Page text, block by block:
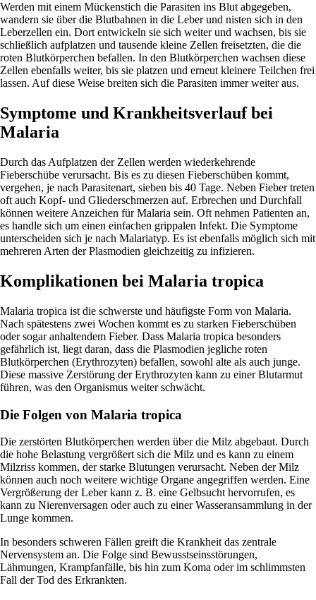
Werden mit einem Mückenstich die Parasiten ins Blut abgegeben,
wandern sie über die Blutbahnen in die Leber und nisten sich in den
Leberzellen ein. Dort entwickeln sie sich weiter und wachsen, bis sie
schließlich aufplatzen und tausende kleine Zellen freisetzten, die die
roten Blutkörperchen befallen. In den Blutkörperchen wachsen diese
Zellen ebenfalls weiter, bis sie platzen und erneut kleinere Teilchen frei
lassen. Auf diese Weise breiten sich die Parasiten immer weiter aus.
Symptome und Krankheitsverlauf bei
Malaria
Durch das Aufplatzen der Zellen werden wiederkehrende
Fieberschübe verursacht. Bis es zu diesen Fieberschüben kommt,
vergehen, je nach Parasitenart, sieben bis 40 Tage. Neben Fieber treten
oft auch Kopf- und Gliederschmerzen auf. Erbrechen und Durchfall
können weitere Anzeichen für Malaria sein. Oft nehmen Patienten an,
es handle sich um einen einfachen grippalen Infekt. Die Symptome
unterscheiden sich je nach Malariatyp. Es ist ebenfalls möglich sich mit
mehreren Arten der Plasmodien gleichzeitig zu infizieren.
Komplikationen bei Malaria tropica
Malaria tropica ist die schwerste und häufigste Form von Malaria.
Nach spätestens zwei Wochen kommt es zu starken Fieberschüben
oder sogar anhaltendem Fieber. Dass Malaria tropica besonders
gefährlich ist, liegt daran, dass die Plasmodien jegliche roten
Blutkörperchen (Erythrozyten) befallen, sowohl alte als auch junge.
Diese massive Zerstörung der Erythrozyten kann zu einer Blutarmut
führen, was den Organismus weiter schwächt.
Die Folgen von Malaria tropica
Die zerstörten Blutkörperchen werden über die Milz abgebaut. Durch
die hohe Belastung vergrößert sich die Milz und es kann zu einem
Milzriss kommen, der starke Blutungen verursacht. Neben der Milz
können auch noch weitere wichtige Organe angegriffen werden. Eine
Vergrößerung der Leber kann z. B. eine Gelbsucht hervorrufen, es
kann zu Nierenversagen oder auch zu einer Wasseransammlung in der
Lunge kommen.
In besonders schweren Fällen greift die Krankheit das zentrale
Nervensystem an. Die Folge sind Bewusstseinsstörungen,
Lähmungen, Krampfanfälle, bis hin zum Koma oder im schlimmsten
Fall der Tod des Erkrankten.